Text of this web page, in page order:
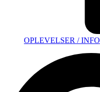
OPLEVELSER / INFO